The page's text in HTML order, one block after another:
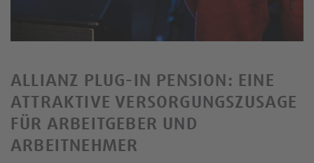
ALLIANZ PLUG-IN PENSION: EINE
ATTRAKTIVE VERSORGUNGSZUSAGE
FÜR ARBEITGEBER UND
ARBEITNEHMER